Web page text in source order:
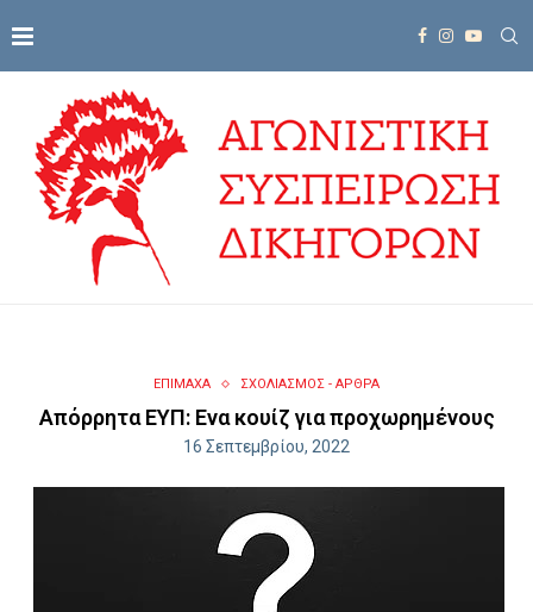
ΕΠΙΜΑΧΑ ΣΧΟΛΙΑΣΜΟΣ - ΑΡΘΡΑ
Απόρρητα ΕΥΠ: Ενα κουίζ για προχωρημένους
16 Σεπτεμβρίου, 2022